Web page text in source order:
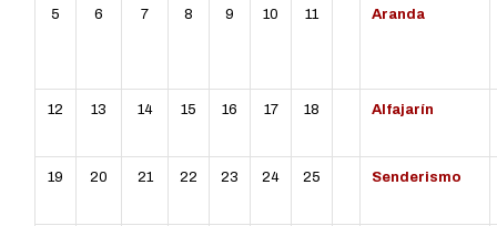
5 6 7 8 9 10 11 Aranda
12 13 14 15 16 17 18 Alfajarín
19 20 21 22 23 24 25 Senderismo